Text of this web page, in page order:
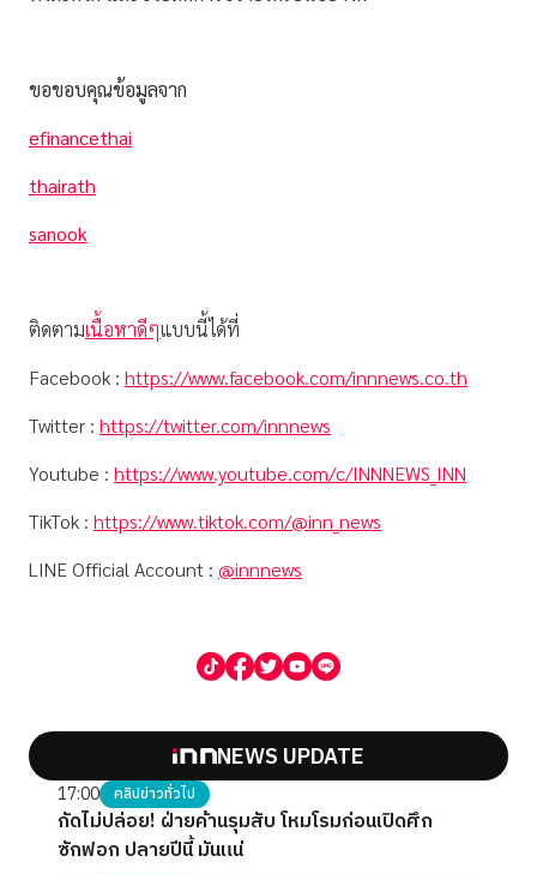
ขอขอบคุณข้อมูลจาก
efinancethai
thairath
sanook
ติดตามเนื้อหาดีๆแบบนี้ได้ที่
Facebook : https://www.facebook.com/innnews.co.th
Twitter : https://twitter.com/innnews
Youtube : https://www.youtube.com/c/INNNEWS_INN
TikTok : https://www.tiktok.com/@inn_news
LINE Official Account : @innnews
NEWS UPDATE
17:00 คลิปข่าวทั่วไป
กัดไม่ปล่อย! ฝ่ายค้านรุมสับ โหมโรมก่อนเปิดศึก
ซักฟอก ปลายปีนี้ มันแน่